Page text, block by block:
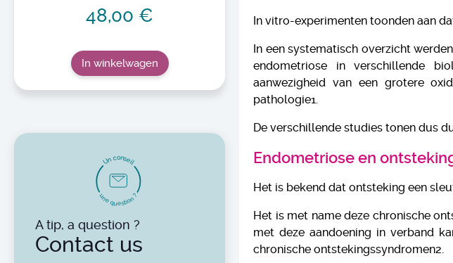
48,00 €
In winkelwagen
44,00 €
In winkelwagen
unequestion?
Unconse
i
l
A tip, a question ?
Contact us
In vitro-experimenten toonden aan
In een systematisch overzicht
endometriose in verschillende
aanwezigheid van een grotere
pathologie1.
De verschillende studies tonen dus
Endometriose en
Het is bekend dat ontsteking een
Het is met name deze chronische
met deze aandoening in verband
chronische ontstekingssyndromen2.